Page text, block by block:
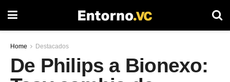
Home Destacados
De Philips a Bionexo: